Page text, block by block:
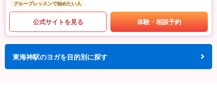
グループレッスンで始めたい人
公式サイトを見る 体験・相談予約
東海神駅のヨガを目的別に探す